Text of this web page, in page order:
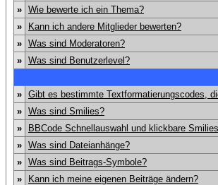
» Wie bewerte ich ein Thema?
»
Kann ich andere Mitglieder bewerten?
» Was sind Moderatoren?
» Was sind Benutzerlevel?
» Gibt es bestimmte Textformatierungscodes,
» Was sind Smilies?
»
BBCode Schnellauswahl und klickbare Smilies
» Was sind Dateianhänge?
» Was sind Beitrags-Symbole?
»
Kann ich meine eigenen Beiträge ändern?